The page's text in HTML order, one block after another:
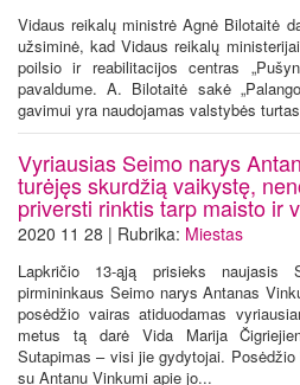
Vidaus reikalų ministrė Agnė Bilotaitė
užsiminė, kad Vidaus reikalų
poilsio ir reabilitacijos centras
pavaldume. A. Bilotaitė sakė
gavimui yra naudojamas valstybės
Vyriausias Seimo narys
turėjęs skurdžią vaikystę,
priversti rinktis tarp maisto ir
2020 11 28 | Rubrika: Miestas
Lapkričio 13-ąją prisieks naujasis
pirmininkaus Seimo narys Antanas
posėdžio vairas atiduodamas
metus tą darė Vida Marija
Sutapimas – visi jie gydytojai.
su Antanu Vinkumi apie jo...